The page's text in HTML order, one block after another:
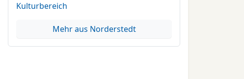
Kulturbereich
Mehr aus Norderstedt